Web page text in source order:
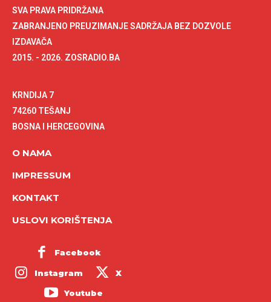
SVA PRAVA PRIDRŽANA
ZABRANJENO PREUZIMANJE SADRŽAJA BEZ DOZVOLE
IZDAVAČA
2015. - 2026. ZOSRADIO.BA
KRNDIJA 7
74260 TEŠANJ
BOSNA I HERCEGOVINA
O NAMA
IMPRESSUM
KONTAKT
USLOVI KORIŠTENJA
Facebook
Instagram X
Youtube